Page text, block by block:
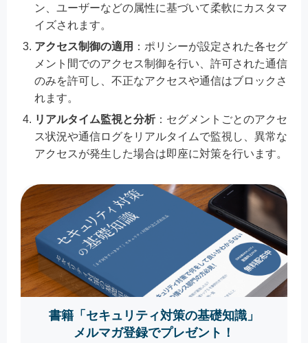
ン、ユーザーなどの属性に基づいて柔軟にカスタマ
イズされます。
アクセス制御の適用 ：ポリシーが設定された各セグ
メント間でのアクセス制御を行い、許可された通信
のみを許可し、不正なアクセスや通信はブロックさ
れます。
リアルタイム監視と分析：セグメントごとのアクセ
ス状況や通信ログをリアルタイムで監視し、異常な
アクセスが発生した場合は即座に対策を行います。
書籍「セキュリティ対策の基礎知識」
メルマガ登録でプレゼント！